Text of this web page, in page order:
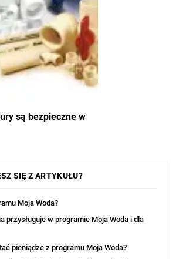
są bezpieczne w
SIĘ Z ARTYKUŁU?
Moja Woda?
przysługuje w programie Moja Woda i dla
pieniądze z programu Moja Woda?